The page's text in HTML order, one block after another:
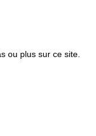
ou plus sur ce site.